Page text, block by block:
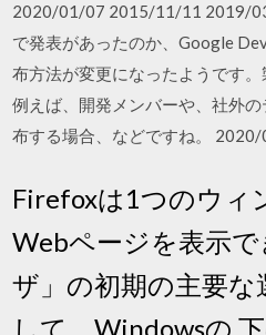
2020/01/07 2015/11/11 2019/
で発表があったのか、Google
布方法が変更になったようです。
例えば、開発メンバーや、社外
布する場合、などですね。
Firefoxは1つのウィ
Webページを表示
ザ」の初期の主要な
して、Windowsの